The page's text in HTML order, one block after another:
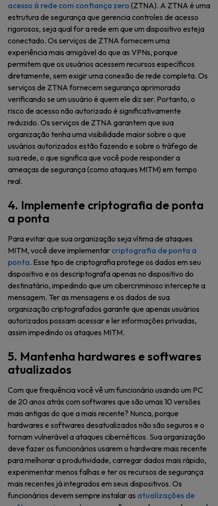
acesso à rede com confiança zero (ZTNA). A ZTNA é uma
estrutura de segurança que gerencia controles de acesso
rigorosos, seja qual for a rede em que um dispositivo esteja
conectado. Os serviços de ZTNA fornecem uma
experiência mais amigável do que as VPNs, porque
permitem que os usuários acessem recursos específicos
diretamente, sem exigir uma conexão de rede completa. Os
serviços de ZTNA fornecem segurança aprimorada
verificando se um usuário é quem ele diz ser. Portanto, o
risco de acesso não autorizado é significativamente
reduzido. Os serviços de ZTNA garantem que sua
organização tenha uma visibilidade maior sobre o que
usuários autorizados estão fazendo e sobre o tráfego de
sua rede, o que significa que você pode responder a
ameaças de segurança (como ataques MITM) em tempo
real.
4. Implemente criptografia de ponta
a ponta
Para evitar que sua organização seja vítima de ataques
MITM, você deve implementar criptografia de ponta a
ponta. Esse tipo de criptografia protege os dados em seu
dispositivo e os descriptografa apenas no dispositivo do
destinatário, impedindo que um cibercriminoso intercepte a
mensagem. Ter as mensagens e os dados de sua
organização criptografados garante que apenas usuários
autorizados possam acessar e ler informações privadas,
assim impedindo os ataques MITM.
5. Mantenha hardwares e softwares
atualizados
Com que frequência você vê um funcionário usando um PC
de 20 anos atrás com softwares que são umas 10 versões
mais antigas do que a mais recente? Nunca, porque
hardwares e softwares desatualizados não são seguros e o
tornam vulnerável a ataques cibernéticos. Sua organização
deve fazer os funcionários usarem o hardware mais recente
para melhorar a produtividade, carregar dados mais rápido,
experimentar menos falhas e ter os recursos de segurança
mais recentes já integrados em seus dispositivos. Os
funcionários devem sempre instalar as atualizações de